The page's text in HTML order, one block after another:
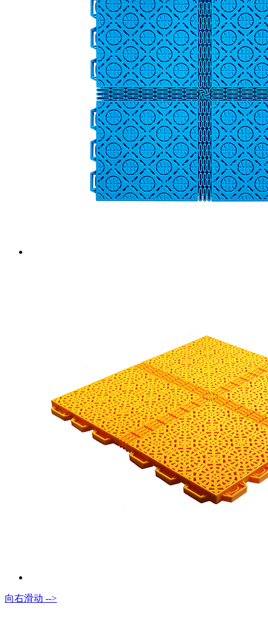
向右滑动 -->